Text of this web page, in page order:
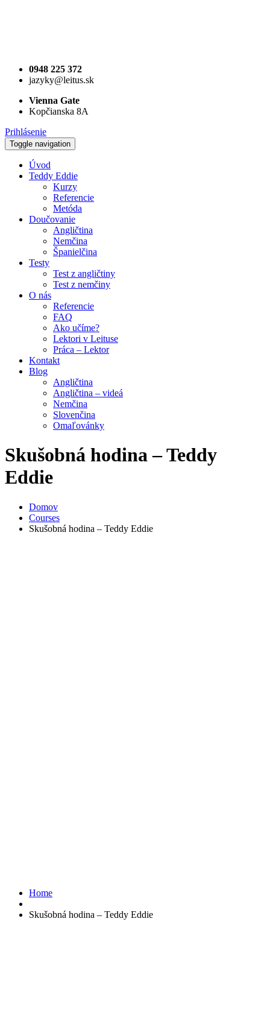
0948 225 372
jazyky@leitus.sk
Vienna Gate
Kopčianska 8A
Prihlásenie
Toggle navigation
Úvod
Teddy Eddie
Kurzy
Referencie
Metóda
Doučovanie
Angličtina
Nemčina
Španielčina
Testy
Test z angličtiny
Test z nemčiny
O nás
Referencie
FAQ
Ako učíme?
Lektori v Leituse
Práca – Lektor
Kontakt
Blog
Angličtina
Angličtina – videá
Nemčina
Slovenčina
Omaľovánky
Skušobná hodina – Teddy
Eddie
Domov
Courses
Skušobná hodina – Teddy Eddie
Home
Skušobná hodina – Teddy Eddie